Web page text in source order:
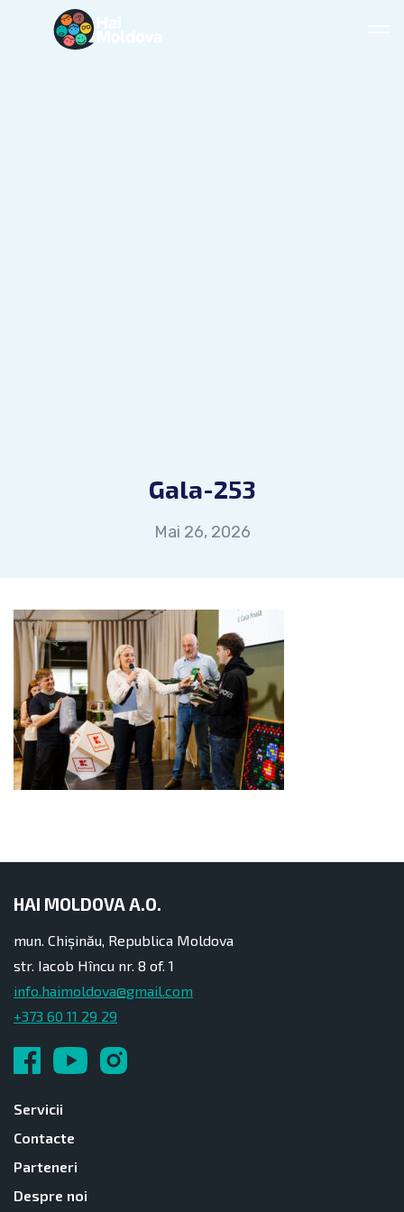
Gala-253
Mai 26, 2026
HAI MOLDOVA A.O.
mun. Chișinău, Republica Moldova
str. Iacob Hîncu nr. 8 of. 1
info.haimoldova@gmail.com
+373 60 11 29 29
Servicii
Contacte
Parteneri
Despre noi